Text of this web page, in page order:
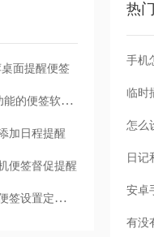
面提醒便签
手机如何设置每天计划提醒？带提醒功能的便签软件可以帮忙
加日程提醒
便签督促提醒
手机怎么样设置日历的提醒功能啊?用便签设置定时日程提醒
热
手机
怎么